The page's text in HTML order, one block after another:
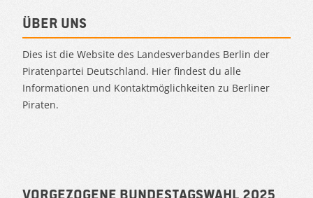
Über uns
Dies ist die Website des Landesverbandes Berlin der
Piratenpartei Deutschland. Hier findest du alle
Informationen und Kontaktmöglichkeiten zu Berliner
Piraten.
Vorgezogene Bundestagswahl 2025